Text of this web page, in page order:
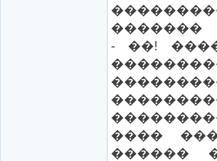
�������
- ��!
����
������